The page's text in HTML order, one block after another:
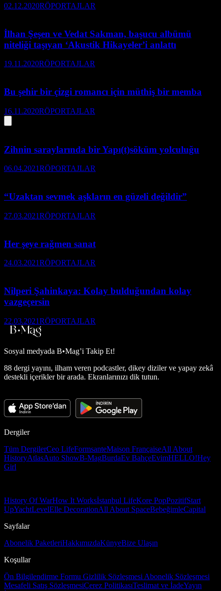
02.12.2020RÖPORTAJLAR
İlhan Şeşen ve Vedat Sakman, başucu albümü
niteliği taşıyan ‘Akustik Hikayeler’i anlattı
19.11.2020RÖPORTAJLAR
Bu şehir bir çizgi romancı için müthiş bir memba
16.11.2020RÖPORTAJLAR
Zihnin saraylarında bir Yapı(t)söküm yolculuğu
06.04.2021RÖPORTAJLAR
“Uzaktan sevmek aşkların en güzeli değildir”
27.03.2021RÖPORTAJLAR
Her şeye rağmen sanat
24.03.2021RÖPORTAJLAR
Nilperi Şahinkaya: Kolay bulduğundan kolay
vazgeçersin
22.03.2021RÖPORTAJLAR
Sosyal medyada B•Mag’i Takip Et!
88 dergi yayını, ilham veren podcastler, dikey diziler ve yapay zekâ
destekli içerikler bir arada. Ekranlarınızı dik tutun.
Dergiler
Tüm DergilerCeo LifeFormsanteMaison FrançaiseAll About
HistoryAtlasAuto ShowB-MagBurdaEv BahçeEvimHELLO!Hey
Girl
History Of WarHow It Worksİstanbul LifeKore PopPozitifStart
UpYachtLevelElle DecorationAll About SpaceBebeğimleCapital
Sayfalar
Abonelik PaketleriHakkımızdaKünyeBize Ulaşın
Koşullar
Ön Bilgilendirme Formu Gizlilik Sözleşmesi Abonelik Sözleşmesi
Mesafeli Satış SözleşmesiÇerez PolitikasıTeslimat ve İadeYayın